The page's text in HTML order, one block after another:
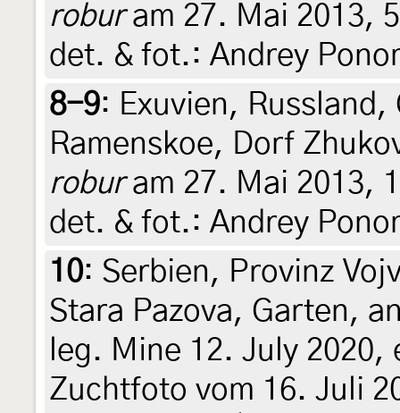
roburam 27. Mai 2013,
det. & fot.: Andrey
8-9: Exuvien,
Ramenskoe, Dorf
roburam 27. Mai 2013,
det. & fot.: Andrey
10: Serbien, Provinz
Stara Pazova, Garten,
leg. Mine 12. July
Zuchtfoto vom 16. Juli